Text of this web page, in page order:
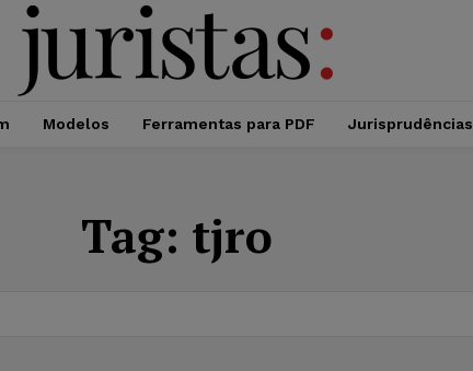
Modelos Ferramentas para PDF Jurisprudências
Tag: tjro